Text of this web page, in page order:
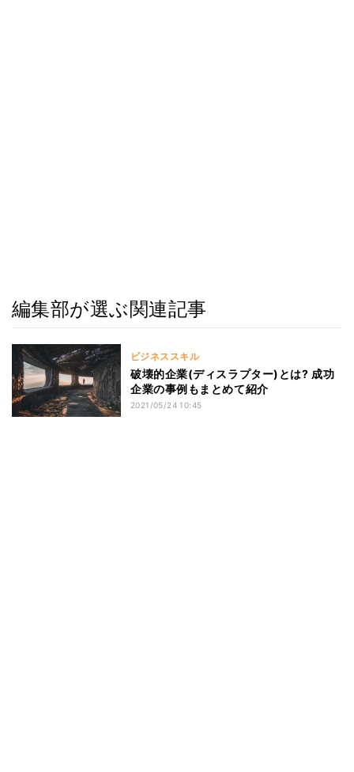
編集部が選ぶ関連記事
ビジネススキル
破壊的企業(ディスラプター)とは? 成功
企業の事例もまとめて紹介
2021/05/24 10:45